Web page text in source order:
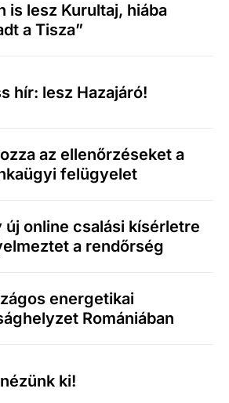
is lesz Kurultaj, hiába
a Tisza”
hír: lesz Hazajáró!
az ellenőrzéseket a
felügyelet
új online csalási kísérletre
a rendőrség
energetikai
Romániában
ki!